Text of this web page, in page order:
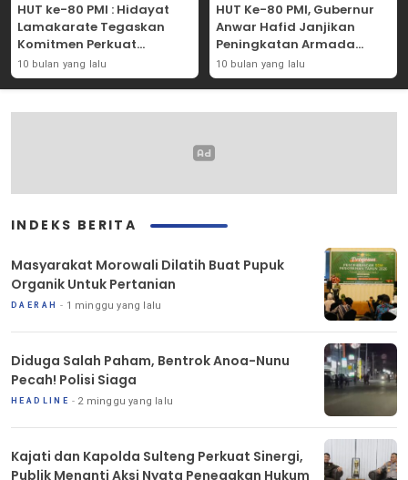
HUT ke-80 PMI : Hidayat
Lamakarate Tegaskan
Komitmen Perkuat
Solidaritas Kemanusiaan
10 bulan yang lalu
HUT Ke-80 PMI, Gubernur
Anwar Hafid Janjikan
Peningkatan Armada
Mobil Donor Darah
10 bulan yang lalu
INDEKS BERITA
Masyarakat Morowali Dilatih Buat Pupuk
Organik Untuk Pertanian
DAERAH 1 minggu yang lalu
Diduga Salah Paham, Bentrok Anoa-Nunu
Pecah! Polisi Siaga
HEADLINE 2 minggu yang lalu
Kajati dan Kapolda Sulteng Perkuat Sinergi,
Publik Menanti Aksi Nyata Penegakan Hukum